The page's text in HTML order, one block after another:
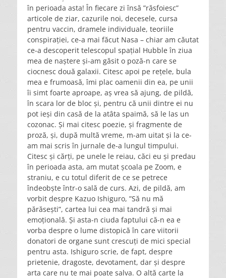
în perioada asta! În fiecare zi însă ”răsfoiesc”
articole de ziar, cazurile noi, decesele, cursa
pentru vaccin, dramele individuale, teoriile
conspirației, ce-a mai făcut Nasa – chiar am căutat
ce-a descoperit telescopul spațial Hubble în ziua
mea de naștere și-am găsit o poză-n care se
ciocnesc două galaxii. Citesc apoi pe rețele, bula
mea e frumoasă, îmi plac oamenii din ea, pe unii
îi simt foarte aproape, aș vrea să ajung, de pildă,
în scara lor de bloc și, pentru că unii dintre ei nu
pot ieși din casă de la atâta spaimă, să le las un
cozonac. Și mai citesc poezie, și fragmente de
proză, și, după multă vreme, m-am uitat și la ce-
am mai scris în jurnale de-a lungul timpului.
Citesc și cărți, pe unele le reiau, căci eu și predau
în perioada asta, am mutat școala pe Zoom, e
straniu, e cu totul diferit de ce se petrece
îndeobște într-o sală de curs. Azi, de pildă, am
vorbit despre Kazuo Ishiguro, ”Să nu mă
părăsești”, cartea lui cea mai tandră și mai
emoțională. Și asta-n ciuda faptului că-n ea e
vorba despre o lume distopică în care viitorii
donatori de organe sunt crescuți de mici special
pentru asta. Ishiguro scrie, de fapt, despre
prietenie, dragoste, devotament, dar și despre
arta care nu te mai poate salva. O altă carte la